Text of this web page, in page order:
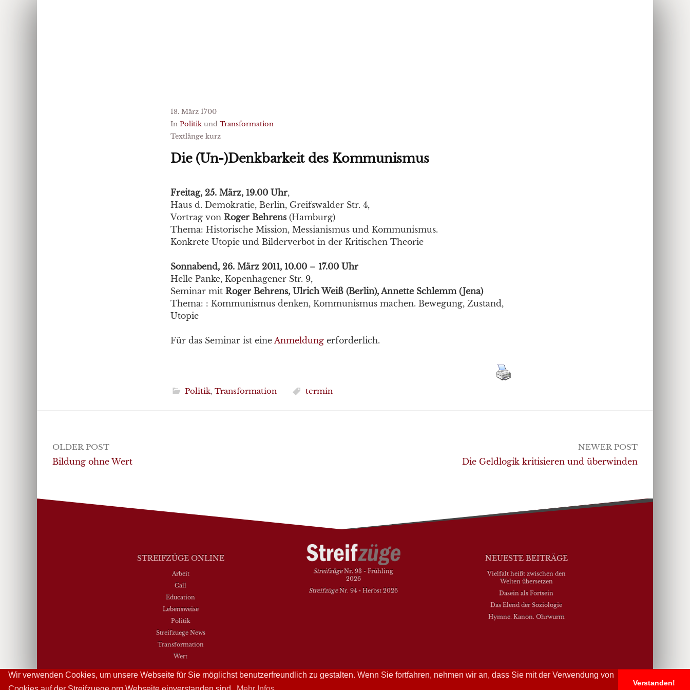
Wir verwenden Cookies, um unsere Webseite für Sie möglichst benutzerfreundlich zu gestalten. Wenn Sie fortfahren, nehmen wir an, dass Sie mit der Verwendung von
Verstanden!
18. März 1700
In Politik und Transformation
Textlänge kurz
Die (Un-)Denkbarkeit des Kommunismus
Freitag, 25. März, 19.00 Uhr,
Haus d. Demokratie, Berlin, Greifswalder Str. 4,
Vortrag von Roger Behrens (Hamburg)
Thema: Historische Mission, Messianismus und Kommunismus.
Konkrete Utopie und Bilderverbot in der Kritischen Theorie
Sonnabend, 26. März 2011, 10.00 – 17.00 Uhr
Helle Panke, Kopenhagener Str. 9,
Seminar mit Roger Behrens, Ulrich Weiß (Berlin), Annette Schlemm (Jena)
Thema: : Kommunismus denken, Kommunismus machen. Bewegung, Zustand,
Utopie
Für das Seminar ist eine Anmeldung erforderlich.
Politik, Transformation termin
Post
navigation
OLDER POST
Bildung ohne Wert
NEWER POST
Die Geldlogik kritisieren und überwinden
STREIFZÜGE ONLINE
Arbeit
Call
Education
Lebensweise
Politik
Streifzuege News
Transformation
Wert
StreifzügeNr. 93 - Frühling
2026
StreifzügeNr. 94 - Herbst 2026
NEUESTE BEITRÄGE
Vielfalt heißt zwischen den
Welten übersetzen
Dasein als Fortsein
Das Elend der Soziologie
Hymne. Kanon. Ohrwurm
Streifzüge läuft mitWordPress